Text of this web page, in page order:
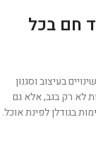
חם בכל
בעיצוב וסגנון
לא רק בגב, אלא גם
בגודלן לפינת אוכל.